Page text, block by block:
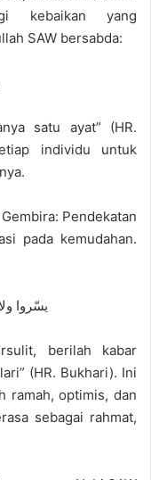
kebaikan yang
SAW bersabda:
satu ayat” (HR.
individu untuk
Pendekatan
pada kemudahan.
يسّروا
berilah kabar
(HR. Bukhari). Ini
ramah, optimis, dan
sebagai rahmat,